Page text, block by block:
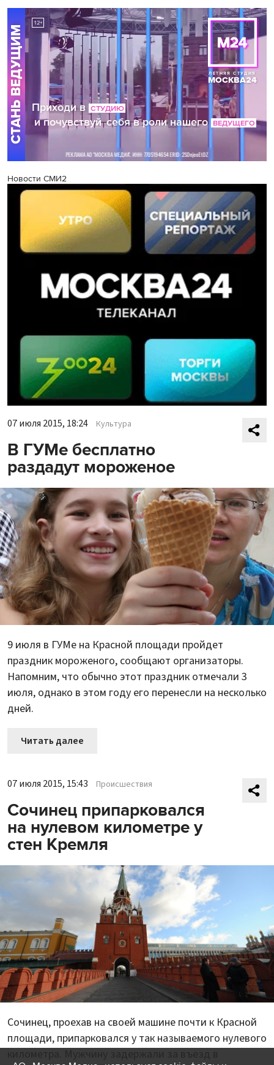
Новости СМИ2
07 июля 2015, 18:24 Культура
В ГУМе бесплатно
раздадут мороженое
9 июля в ГУМе на Красной площади пройдет
праздник мороженого, сообщают организаторы.
Напомним, что обычно этот праздник отмечали 3
июля, однако в этом году его перенесли на несколько
дней.
Читать далее
07 июля 2015, 15:43 Происшествия
Сочинец припарковался
на нулевом километре у
стен Кремля
Сочинец, проехав на своей машине почти к Красной
площади, припарковался у так называемого нулевого